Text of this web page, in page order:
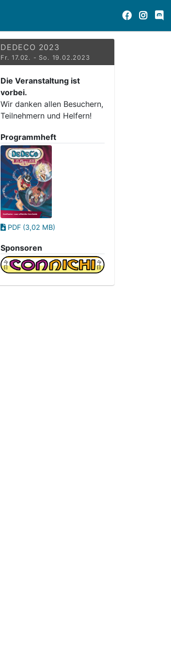
DEDECO 2023
Fr. 17.02. - So. 19.02.2023
Die Veranstaltung ist
vorbei.
Wir danken allen Besuchern,
Teilnehmern und Helfern!
Programmheft
PDF (3,02 MB)
Sponsoren